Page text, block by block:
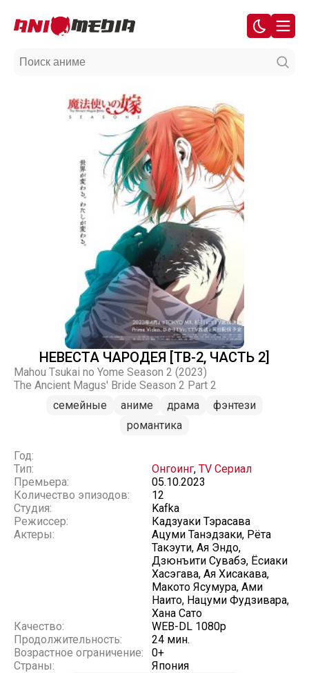
НЕВЕСТА ЧАРОДЕЯ [ТВ-2, ЧАСТЬ 2]
Mahou Tsukai no Yome Season 2 (2023)
The Ancient Magus' Bride Season 2 Part 2
семейные
аниме драма
фэнтези
романтика
Год:
Тип:
Онгоинг, TV Сериал
Премьера:
05.10.2023
Количество эпизодов:
12
Студия:
Kafka
Режиссер:
Кадзуаки Тэрасава
Актеры:
Ацуми Танэдзаки, Рёта
Такэути, Ая Эндо,
Дзюнъити Сувабэ, Ёсиаки
Хасэгава, Ая Хисакава,
Макото Ясумура, Ами
Наито, Нацуми Фудзивара,
Хана Сато
Качество:
WEB-DL 1080p
Продолжительность:
24 мин.
Возрастное ограничение:
0+
Страны:
Япония